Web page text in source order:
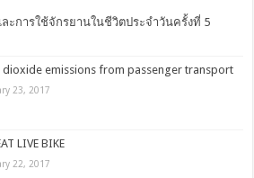
ะการใช้จักรยานในชีวิตประจำวันครั้งที่ 5
dioxide emissions from passenger transport
23, 2017
LIVE BIKE
22, 2017